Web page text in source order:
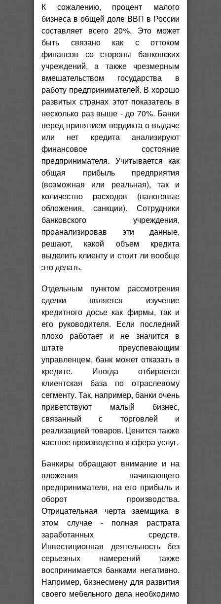
К сожалению, процент малого
бизнеса в общей доле ВВП в России
составляет всего 20%. Это может
быть связано как с оттоком
финансов со стороны банковских
учреждений, а также чрезмерным
вмешательством государства в
работу предпринимателей. В хорошо
развитых странах этот показатель в
несколько раз выше - до 70%. Банки
перед принятием вердикта о выдаче
или нет кредита анализируют
финансовое состояние
предпринимателя. Учитывается как
общая прибыль предприятия
(возможная или реальная), так и
количество расходов (налоговые
обложения, санкции). Сотрудники
банковского учреждения,
проанализировав эти данные,
решают, какой объем кредита
выделить клиенту и стоит ли вообще
это делать.
Отдельным пунктом рассмотрения
сделки является изучение
кредитного досье как фирмы, так и
его руководителя. Если последний
плохо работает и не значится в
штате преуспевающим
управленцем, банк может отказать в
кредите. Иногда отбирается
клиентская база по отраслевому
сегменту. Так, например, банки очень
приветствуют малый бизнес,
связанный с торговлей и
реализацией товаров. Ценится также
частное производство и сфера услуг.
Банкиры обращают внимание и на
вложения начинающего
предпринимателя, на его прибыль и
оборот производства.
Отрицательная черта заемщика в
этом случае - полная растрата
заработанных средств.
Инвестиционная деятельность без
серьезных намерений также
воспринимается банками негативно.
Например, бизнесмену для развития
своего мебельного дела необходимо